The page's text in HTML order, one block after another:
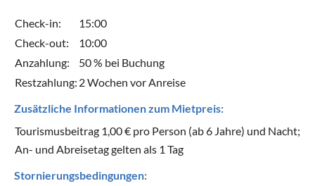
Check-in:
15:00
Check-out:
10:00
Anzahlung:
50 % bei Buchung
Restzahlung: 2 Wochen vor Anreise
Zusätzliche Informationen zum Mietpreis:
Tourismusbeitrag 1,00 € pro Person (ab 6 Jahre) und Nacht;
An- und Abreisetag gelten als 1 Tag
Stornierungsbedingungen: